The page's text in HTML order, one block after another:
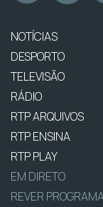
NOTÍCIAS
DESPORTO
TELEVISÃO
RÁDIO
RTP ARQUIVOS
RTP ENSINA
RTP PLAY
EM DIRETO
REVER